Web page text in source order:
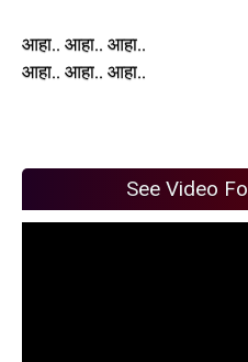
आहा.. आहा.. आहा..
आहा.. आहा.. आहा..
See Video